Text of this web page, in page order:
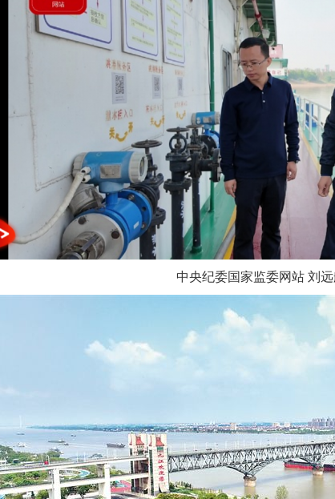
中央纪委国家监委网站 刘